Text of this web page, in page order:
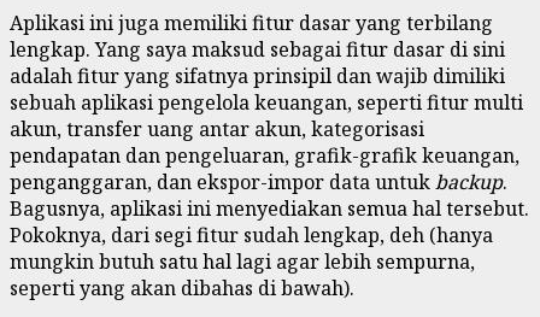
Aplikasi ini juga memiliki fitur dasar yang terbilang
lengkap. Yang saya maksud sebagai fitur dasar di sini
adalah fitur yang sifatnya prinsipil dan wajib dimiliki
sebuah aplikasi pengelola keuangan, seperti fitur multi
akun, transfer uang antar akun, kategorisasi
pendapatan dan pengeluaran, grafik-grafik keuangan,
penganggaran, dan ekspor-impor data untukbackup.
Bagusnya, aplikasi ini menyediakan semua hal tersebut.
Pokoknya, dari segi fitur sudah lengkap, deh (hanya
mungkin butuh satu hal lagi agar lebih sempurna,
seperti yang akan dibahas di bawah).